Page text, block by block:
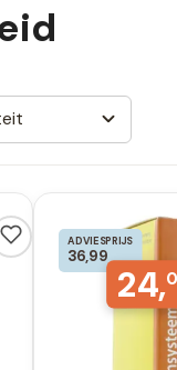
ADVIESPRIJS
36,99
24,